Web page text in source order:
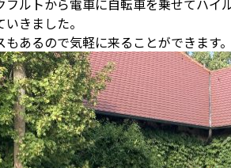
きました。
あるので気軽に来ることができます